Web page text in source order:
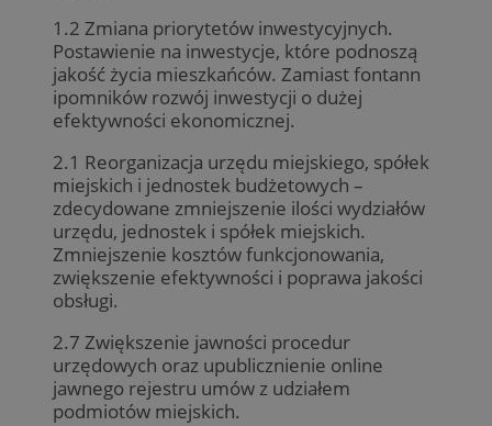
1.2 Zmiana priorytetów inwestycyjnych.
Postawienie na inwestycje, które podnoszą
jakość życia mieszkańców. Zamiast fontann
ipomników rozwój inwestycji o dużej
efektywności ekonomicznej.
2.1 Reorganizacja urzędu miejskiego, spółek
miejskich i jednostek budżetowych –
zdecydowane zmniejszenie ilości wydziałów
urzędu, jednostek i spółek miejskich.
Zmniejszenie kosztów funkcjonowania,
zwiększenie efektywności i poprawa jakości
obsługi.
2.7 Zwiększenie jawności procedur
urzędowych oraz upublicznienie online
jawnego rejestru umów z udziałem
podmiotów miejskich.